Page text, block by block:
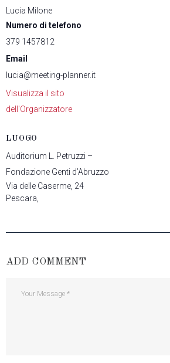
LUOGO
Auditorium L. Petruzzi –
Fondazione Genti d’Abruzzo
Via delle Caserme, 24
Pescara
Lucia Milone
Numero di telefono
379 1457812
Email
lucia@meeting-planner.it
Visualizza il sito
dell'Organizzatore
ADD COMMENT